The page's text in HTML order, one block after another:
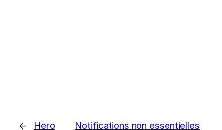
←
Hero
Notifications non essentielles